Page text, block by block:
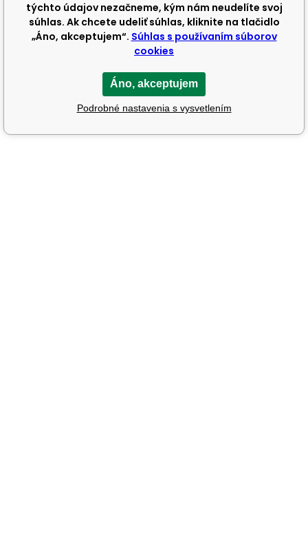
týchto údajov nezačneme, kým nám neudelíte svoj
súhlas. Ak chcete udeliť súhlas, kliknite na tlačidlo
„Áno, akceptujem“. Súhlas s používaním súborov
cookies
Áno, akceptujem
Podrobné nastavenia s vysvetlením